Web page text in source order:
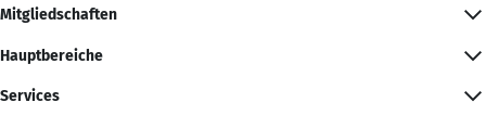
Mitgliedschaften
Hauptbereiche
Services